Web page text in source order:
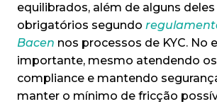
equilibrados, além de alguns
obrigatórios segundo
Bacen nos processos de KYC. No
importante, mesmo atendendo
compliance e mantendo
manter o mínimo de fricção